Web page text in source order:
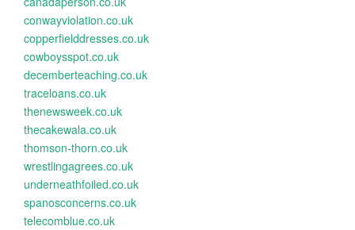
conwayviolation.co.uk
copperfielddresses.co.uk
cowboysspot.co.uk
decemberteaching.co.uk
traceloans.co.uk
thenewsweek.co.uk
thecakewala.co.uk
thomson-thorn.co.uk
wrestlingagrees.co.uk
underneathfoiled.co.uk
spanosconcerns.co.uk
telecomblue.co.uk